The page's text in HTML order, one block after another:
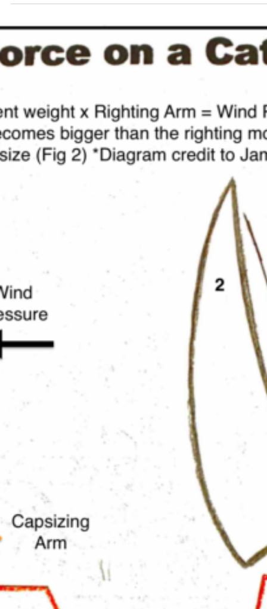
Guía Definitiva para alquiler de catamaranes
en San Blas 2025: Precios Reales + 7
Secretos Ocultos
El alquiler de catamaranes se ha convertido en una de las opciones
más atractivas para disfrutar del mar en 2025